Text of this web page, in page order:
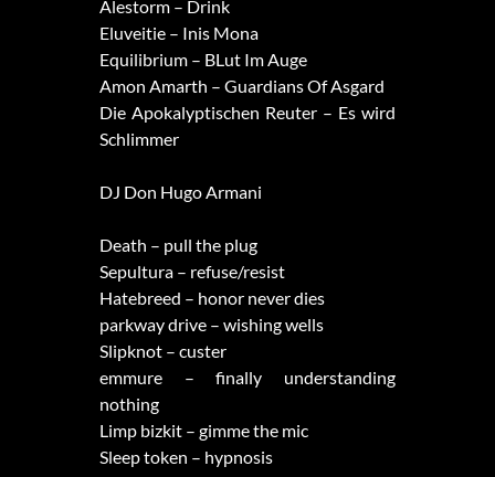
Alestorm – Drink
Eluveitie – Inis Mona
Equilibrium – BLut Im Auge
Amon Amarth – Guardians Of Asgard
Die Apokalyptischen Reuter – Es wird
Schlimmer
DJ Don Hugo Armani
Death – pull the plug
Sepultura – refuse/resist
Hatebreed – honor never dies
parkway drive – wishing wells
Slipknot – custer
emmure – finally understanding
nothing
Limp bizkit – gimme the mic
Sleep token – hypnosis